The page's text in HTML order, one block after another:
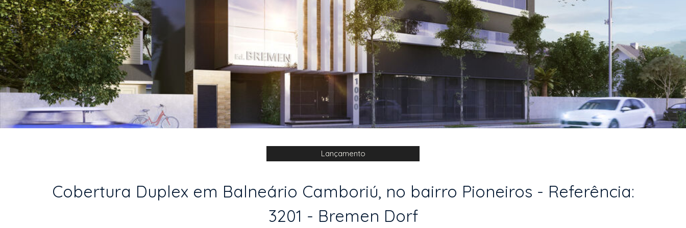
Lançamento
Cobertura Duplex em Balneário Camboriú, no bairro Pioneiros - Referência:
3201 - Bremen Dorf